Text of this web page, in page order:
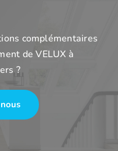
complémentaires
de VELUX à
?